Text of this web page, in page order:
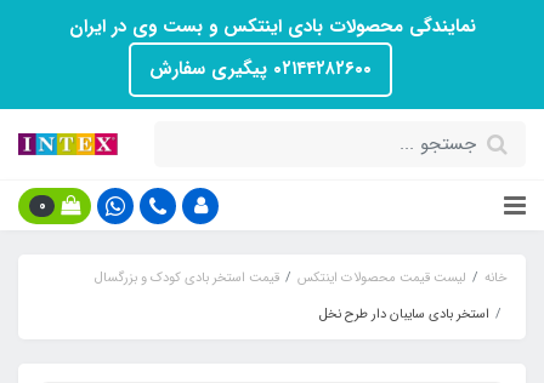
نمایندگی محصولات بادی اینتکس و بست وی در ایران
۰۲۱۴۴۲۸۲۶۰۰ پیگیری سفارش
0
خانه لیست قیمت محصولات اینتکس
قیمت استخر بادی کودک و بزرگسال
استخر بادی سایبان دار طرح نخل